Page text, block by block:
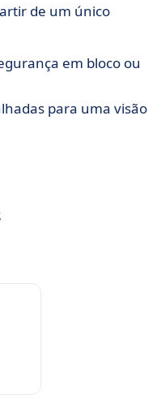
de um único
em bloco ou
para uma visão